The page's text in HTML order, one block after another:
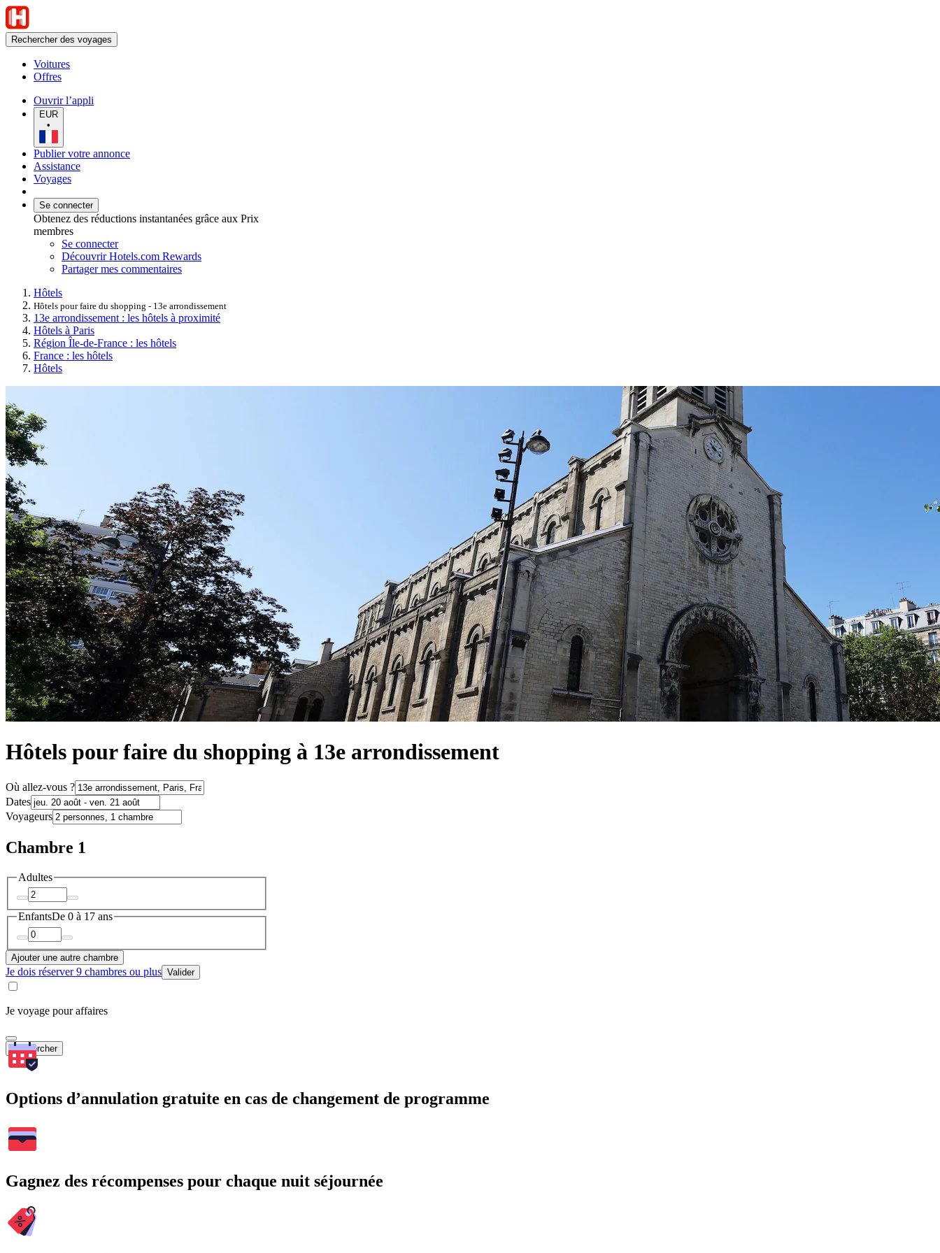
Rechercher des voyages
Voitures
Offres
Ouvrir l’appli
EUR
•
Publier votre annonce
Assistance
Voyages
Se connecter
Obtenez des réductions instantanées grâce aux Prix
membres
Se connecter
Découvrir Hotels.com Rewards
Partager mes commentaires
Hôtels
Hôtels pour faire du shopping - 13e arrondissement
13e arrondissement : les hôtels à proximité
Hôtels à Paris
Région Île-de-France : les hôtels
France : les hôtels
Hôtels
Hôtels pour faire du shopping à 13e arrondissement
Où allez-vous ?
Dates
Voyageurs
Chambre 1
Adultes
EnfantsDe 0 à 17 ans
Ajouter une autre chambre
Je dois réserver 9 chambres ou plus Valider
Je voyage pour affaires
Rechercher
Options d’annulation gratuite en cas de changement de programme
Gagnez des récompenses pour chaque nuit séjournée